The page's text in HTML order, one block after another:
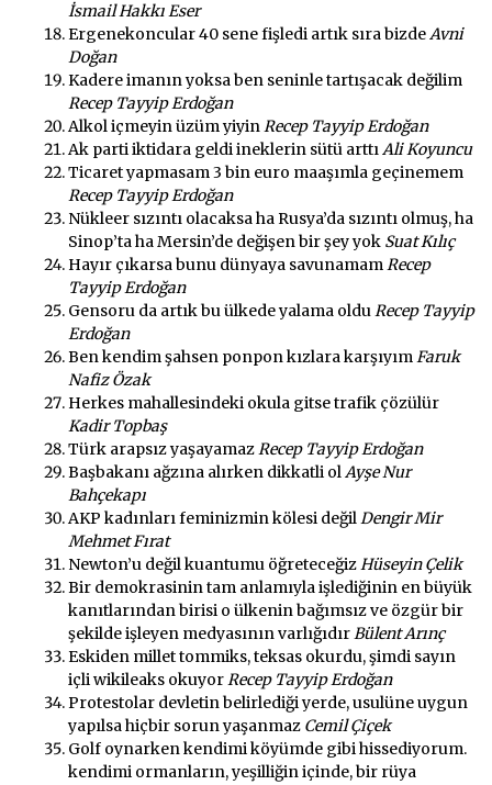
İsmail Hakkı Eser
Ergenekoncular 40 sene fişledi artık sıra bizdeAvni
Doğan
Kadere imanın yoksa ben seninle tartışacak değilim
Recep Tayyip Erdoğan
Alkol içmeyin üzüm yiyinRecep Tayyip Erdoğan
Ak parti iktidara geldi ineklerin sütü arttıAli Koyuncu
Ticaret yapmasam 3 bin euro maaşımla geçinemem
Recep Tayyip Erdoğan
Nükleer sızıntı olacaksa ha Rusya’da sızıntı olmuş, ha
Sinop’ta ha Mersin’de değişen bir şey yok Suat Kılıç
Hayır çıkarsa bunu dünyaya savunamamRecep
Tayyip Erdoğan
Gensoru da artık bu ülkede yalama olduRecep Tayyip
Erdoğan
Ben kendim şahsen ponpon kızlara karşıyımFaruk
Nafiz Özak
Herkes mahallesindeki okula gitse trafik çözülür
Kadir Topbaş
Türk arapsız yaşayamazRecep Tayyip Erdoğan
Başbakanı ağzına alırken dikkatli olAyşe Nur
Bahçekapı
AKP kadınları feminizmin kölesi değilDengir Mir
Mehmet Fırat
Newton’u değil kuantumu öğreteceğizHüseyin Çelik
Bir demokrasinin tam anlamıyla işlediğinin en büyük
kanıtlarından birisi o ülkenin bağımsız ve özgür bir
şekilde işleyen medyasının varlığıdırBülent Arınç
Eskiden millet tommiks, teksas okurdu, şimdi sayın
içli wikileaks okuyorRecep Tayyip Erdoğan
Protestolar devletin belirlediği yerde, usulüne uygun
yapılsa hiçbir sorun yaşanmaz Cemil Çiçek
Golf oynarken kendimi köyümde gibi hissediyorum.
kendimi ormanların, yeşilliğin içinde, bir rüya